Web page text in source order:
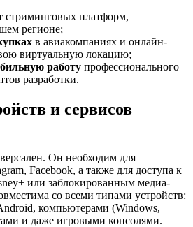
стриминговых платформ,
регионе;
в авиакомпаниях и онлайн-
виртуальную локацию;
работу профессионального
разработки.
и сервисов
Он необходим для
Facebook, а также для доступа к
или заблокированным медиа-
со всеми типами устройств:
компьютерами (Windows,
и даже игровыми консолями.